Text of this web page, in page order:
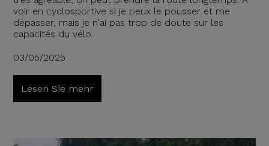
voir en cyclosportive si je peux le pousser et me
dépasser, mais je n'ai pas trop de doute sur les
capacités du vélo.
03/05/2025
Lesen Sie mehr